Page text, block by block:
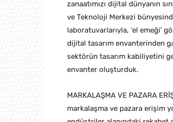
zanaatımızı dijital dünyanın
ve Teknoloji Merkezi
laboratuvarlarıyla, ‘el emeği’
dijital tasarım envanterinden
sektörün tasarım kabiliyetini
envanter oluşturduk.
MARKALAŞMA VE PAZARA
markalaşma ve pazara erişim